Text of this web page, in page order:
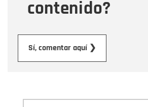
contenido?
Sí, comentar aquí ❯